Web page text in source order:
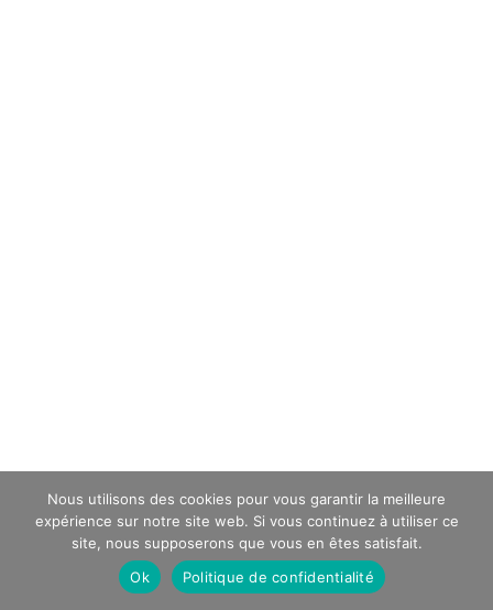
Nous utilisons des cookies pour vous garantir la meilleure
expérience sur notre site web. Si vous continuez à utiliser ce
site, nous supposerons que vous en êtes satisfait.
Ok
Politique de confidentialité